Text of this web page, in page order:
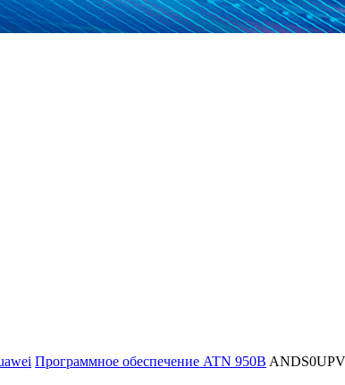
Программное обеспечение ATN 950B